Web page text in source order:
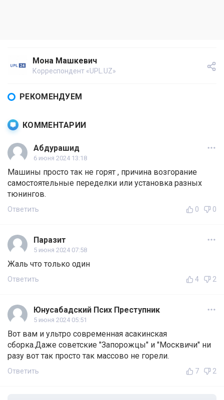
Мона Машкевич
Корреспондент «UPL.UZ»
РЕКОМЕНДУЕМ
КОММЕНТАРИИ
Абдурашид
6 июня 2024 13:18
Машины просто так не горят , причина возгорание
самостоятельные переделки или установка разных
тюнингов.
Ответить 0 0
Паразит
5 июня 2024 07:58
Жаль что только один
Ответить 4 2
Юнусабадский Псих Преступник
5 июня 2024 05:51
Вот вам и ультро современная асакинская
сборка.Даже советские "Запорожцы" и "Москвичи" ни
разу вот так просто так массово не горели.
Ответить 7 2